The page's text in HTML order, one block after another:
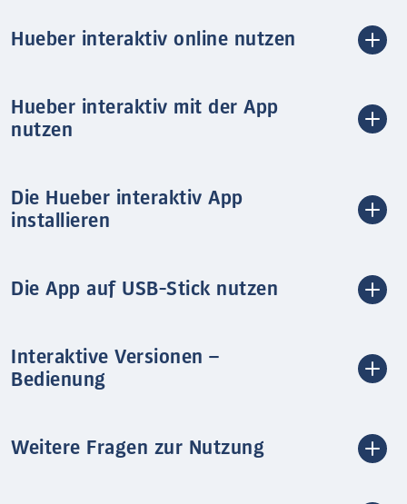
Hueber interaktiv online nutzen
Hueber interaktiv mit der App
nutzen
Die Hueber interaktiv App
installieren
Die App auf USB-Stick nutzen
Interaktive Versionen –
Bedienung
Weitere Fragen zur Nutzung